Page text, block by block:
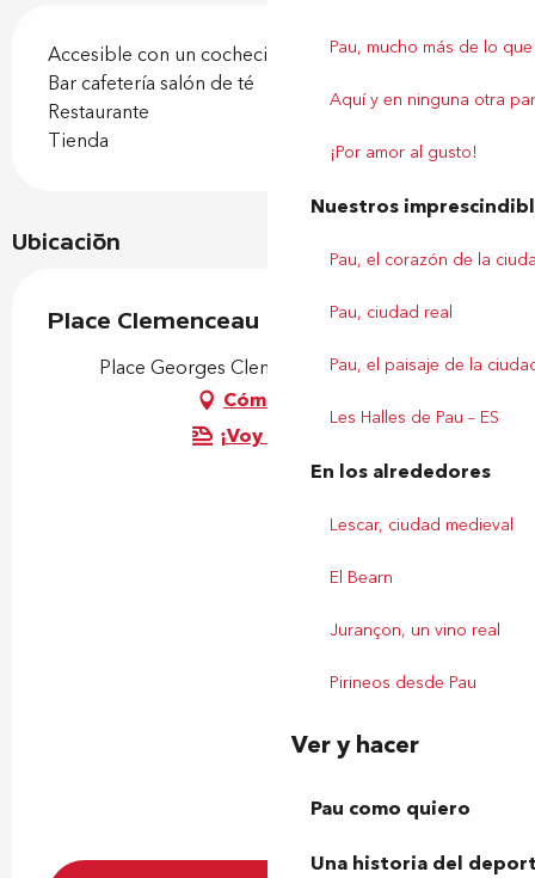
Pau, mucho más de lo
Aquí y en ninguna otra
¡Por amor al gusto!
Nuestros
Pau, el corazón de la
Pau, ciudad real
Pau, el paisaje de la
Les Halles de Pau – ES
En los alrededores
Lescar, ciudad medieval
El Bearn
Jurançon, un vino real
Pirineos desde Pau
Ver y hacer
Pau como quiero
Una historia del
Accesible con un cochecito
Bar cafetería salón de té
Restaurante
Tienda
Ubicación
Place Clemenceau
Place Georges Clemenceau, 64000 Pau
Cómo llegar
¡Voy en tren!